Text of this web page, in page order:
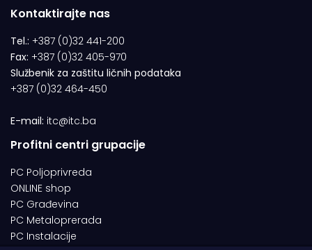
Kontaktirajte nas
Tel.: +387 (0)32 441-200
Fax: +387 (0)32 405-970
Službenik za zaštitu ličnih podataka
+387 (0)32 464-450
E-mail: itc@itc.ba
Profitni centri grupacije
PC Poljoprivreda
ONLINE shop
PC Građevina
PC Metaloprerada
PC Instalacije